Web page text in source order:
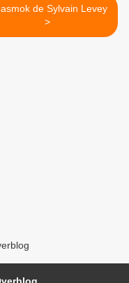
de Sylvain Levey
>